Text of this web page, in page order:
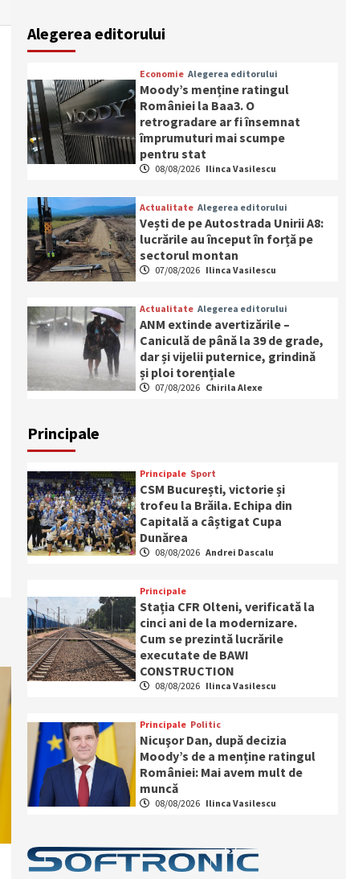
Alegerea editorului
Economie Alegerea editorului
Moody’s menține ratingul
României la Baa3. O
retrogradare ar fi însemnat
împrumuturi mai scumpe
pentru stat
08/08/2026 Ilinca Vasilescu
Actualitate Alegerea editorului
Vești de pe Autostrada Unirii A8:
lucrările au început în forță pe
sectorul montan
07/08/2026 Ilinca Vasilescu
Actualitate Alegerea editorului
ANM extinde avertizările –
Caniculă de până la 39 de grade,
dar și vijelii puternice, grindină
și ploi torențiale
07/08/2026 Chirila Alexe
Principale
Principale Sport
CSM București, victorie și
trofeu la Brăila. Echipa din
Capitală a câștigat Cupa
Dunărea
08/08/2026 Andrei Dascalu
Principale
Stația CFR Olteni, verificată la
cinci ani de la modernizare.
Cum se prezintă lucrările
executate de BAWI
CONSTRUCTION
08/08/2026 Ilinca Vasilescu
Principale Politic
Nicuşor Dan, după decizia
Moody’s de a menține ratingul
României: Mai avem mult de
muncă
08/08/2026 Ilinca Vasilescu